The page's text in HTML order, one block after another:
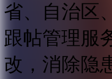
省、自治区
跟帖管理服
改，消除隐